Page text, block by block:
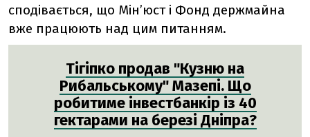
сподівається, що Мінʼюст і Фонд держмайна
вже працюють над цим питанням.
Тігіпко продав "Кузню на
Рибальському" Мазепі. Що
робитиме інвестбанкір із 40
гектарами на березі Дніпра?